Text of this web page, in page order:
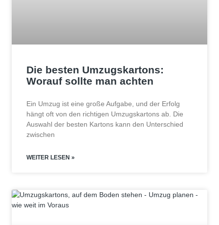
Die besten Umzugskartons:
Worauf sollte man achten
Ein Umzug ist eine große Aufgabe, und der Erfolg
hängt oft von den richtigen Umzugskartons ab. Die
Auswahl der besten Kartons kann den Unterschied
zwischen
WEITER LESEN »